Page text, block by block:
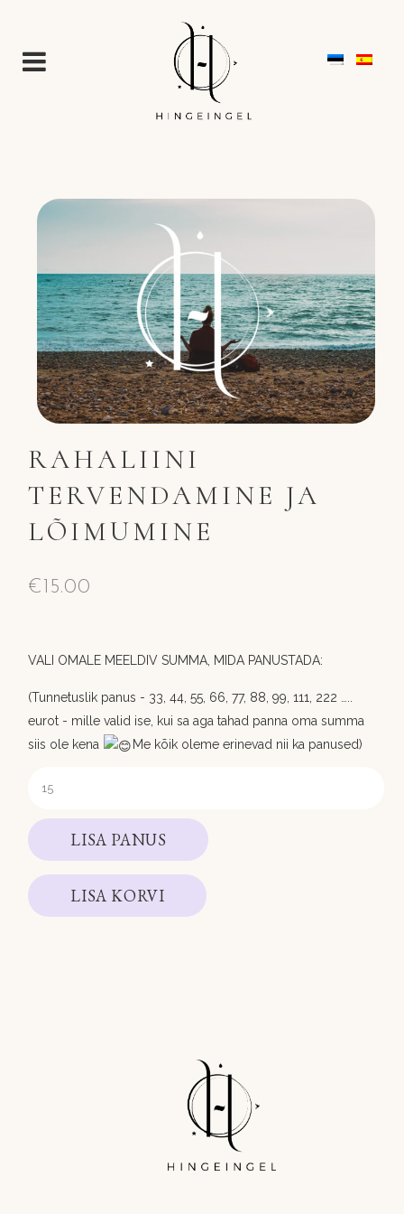
RAHALIINI
TERVENDAMINE JA
LÕIMUMINE
€ 15.00
VALI OMALE MEELDIV SUMMA, MIDA PANUSTADA:
(Tunnetuslik panus - 33, 44, 55, 66, 77, 88, 99, 111, 222 …..
eurot - mille valid ise, kui sa aga tahad panna oma summa
siis ole kena
Me kõik oleme erinevad nii ka panused)
LISA PANUS
LISA KORVI